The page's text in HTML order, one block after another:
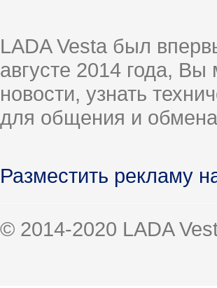
LADA Vesta был
августе 2014 года,
новости, узнать
для общения и
Разместить рекламу
© 2014-2020 LADA